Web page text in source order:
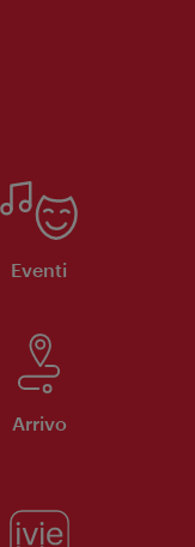
Eventi
Arrivo